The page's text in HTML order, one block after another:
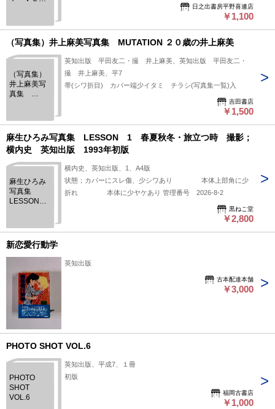
日之出書房平野喜連店
￥1,100
（写真集）井上麻美写真集 MUTATION ２０歳の井上麻美
（写真集）
井上麻美写
真集
上麻美
英知出版 平田友二・撮 井上麻美、英知出版 平田友二・
撮 井上麻美、平7
帯(シワ折目) カバー端少イタミ チラシ(写真集一覧)入
吉田書店
￥1,500
麻生ひろみ写真集 LESSON 1 春夏秋冬・旅立つ時 撮影；
横内史 英知出版 1993年初版
麻生ひろみ
写真集
LESSON
時 撮影；
横内史 英
知出版
版
横内史、英知出版、1、A4版
状態；カバーにスレ傷、少シワあり 本体上部角に少
折れ 本体に少ヤケあり 管理番号 2026-8-2
黒ねこ堂
￥2,800
新恋愛行動学
英知出版
古本配達本舗
￥3,000
PHOTO SHOT VOL.6
PHOTO
SHOT
VOL.6
英知出版、平成7、１冊
初版
福岡古書店
￥1,000